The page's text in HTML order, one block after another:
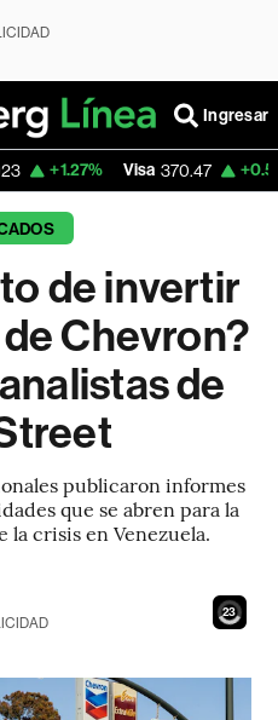
Ingresar
Visa 370.47 +0.52%
de invertir
Chevron?
de
publicaron informes
que se abren para la
la crisis en Venezuela.
21